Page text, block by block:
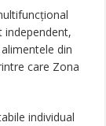
independent,
din
care Zona
individual